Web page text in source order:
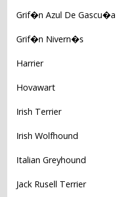
Grif�n Azul De Gascu�a
Grif�n Nivern�s
Harrier
Hovawart
Irish Terrier
Irish Wolfhound
Italian Greyhound
Jack Rusell Terrier